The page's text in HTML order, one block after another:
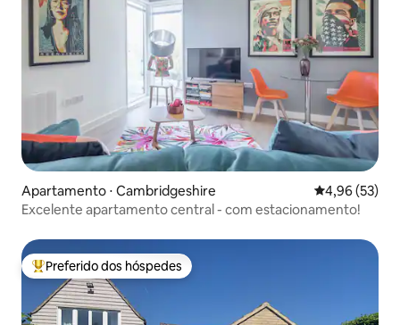
Apartamento ⋅ Cambridgeshire 4,96 de uma
4,96 (53)
Excelente apartamento central - com estacionamento!
Entre os melhores preferidos dos hóspedes
Preferido dos hóspedes